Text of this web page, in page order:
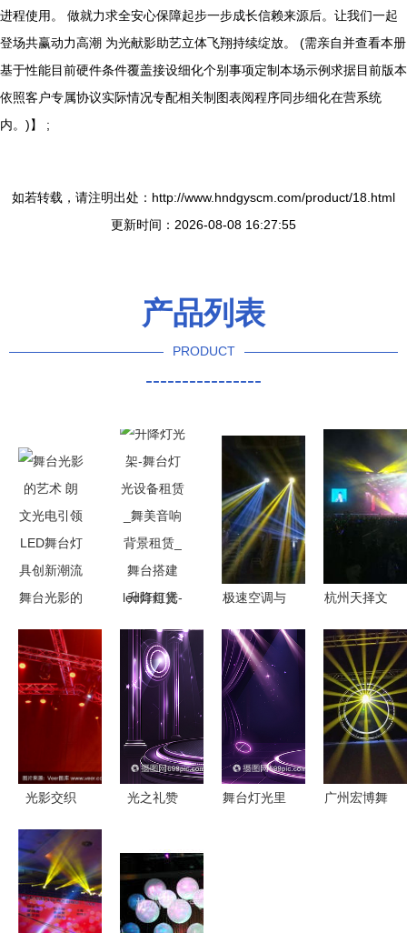
进程使用。 做就力求全安心保障起步一步成长信赖来源后。让我们一起
登场共赢动力高潮 为光献影助艺立体飞翔持续绽放。 (需亲自并查看本册
基于性能目前硬件条件覆盖接设细化个别事项定制本场示例求据目前版本
依照客户专属协议实际情况专配相关制图表阅程序同步细化在营系统
内。)】 ;
如若转载，请注明出处：http://www.hndgyscm.com/product/18.html
更新时间：2026-08-08 16:27:55
产品列表
PRODUCT
----------------
舞台光影的
光电引领
LED舞台灯
具创新潮流
升降灯光
光设备租赁
_舞美音响
背景租赁_
舞台搭建
led灯租赁-
极速空调与
成 探索现
代舞台桁架
的多元设备
租赁魅力
杭州天择文
造极致舞台
的灯光音响
与彩砖租赁
服务
光影交织
音乐会舞台
照明中的艺
术革命
光之礼赞
台的迷人时
刻
舞台灯光里
广州宏博舞